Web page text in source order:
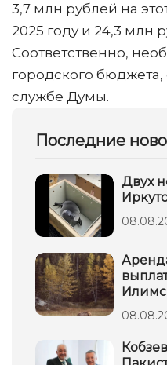
3,7 млн рублей на
2025 году и 24,3 млн
Соответственно,
городского
службе Думы.
Последние
Двух